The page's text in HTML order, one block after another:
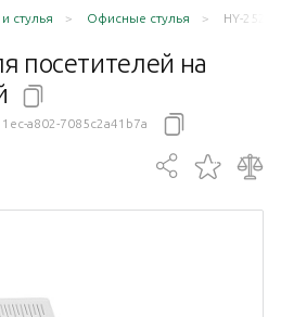
стулья Офисные стулья HY-252A
посетителей на
a802-7085c2a41b7a